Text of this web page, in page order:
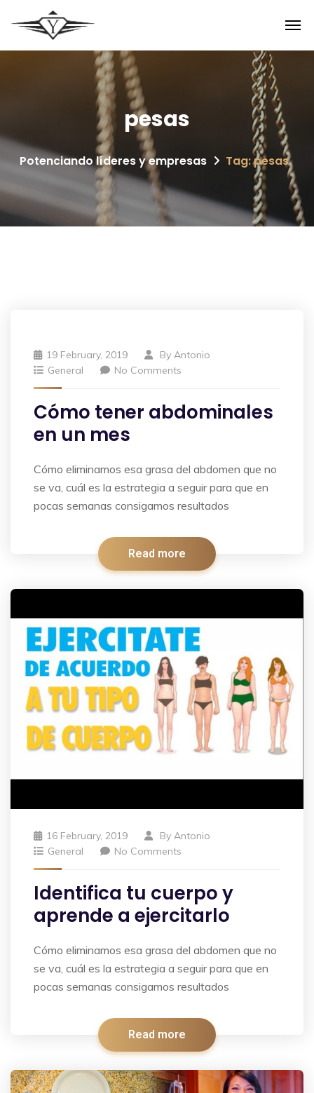
pesas
Potenciando líderes y empresas Tag: pesas
19 February, 2019 By Antonio
General
No Comments
Cómo tener abdominales
en un mes
Cómo eliminamos esa grasa del abdomen que no
se va, cuál es la estrategia a seguir para que en
pocas semanas consigamos resultados
Read more
16 February, 2019 By Antonio
General
No Comments
Identifica tu cuerpo y
aprende a ejercitarlo
Cómo eliminamos esa grasa del abdomen que no
se va, cuál es la estrategia a seguir para que en
pocas semanas consigamos resultados
Read more